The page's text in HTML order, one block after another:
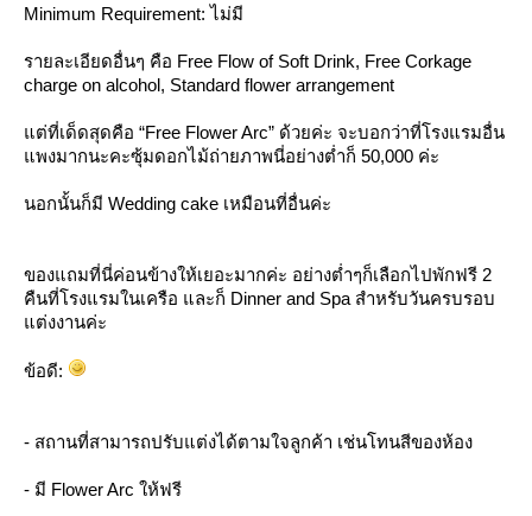
Minimum Requirement: ไม่มี
รายละเอียดอื่นๆ คือ Free Flow of Soft Drink, Free Corkage
charge on alcohol, Standard flower arrangement
ต่ที่เด็ดสุดคือ “Free Flower Arc” ด้วยค่ะ จะบอกว่าที่โรงแรมอื่น
พงมากนะคะซุ้มดอกไม้ถ่ายภาพนี่อย่างต่ำก็ 50,000 ค่ะ
นอกนั้นก็มี Wedding cake เหมือนที่อื่นค่ะ
ของแถมที่นี่ค่อนข้างให้เยอะมากค่ะ อย่างต่ำๆก็เลือกไปพักฟรี 2
คืนที่โรงแรมในเครือ และก็ Dinner and Spa สำหรับวันครบรอบ
ต่งงานค่ะ
ข้อดี:
- สถานที่สามารถปรับแต่งได้ตามใจลูกค้า เช่นโทนสีของห้อง
- มี Flower Arc ให้ฟรี